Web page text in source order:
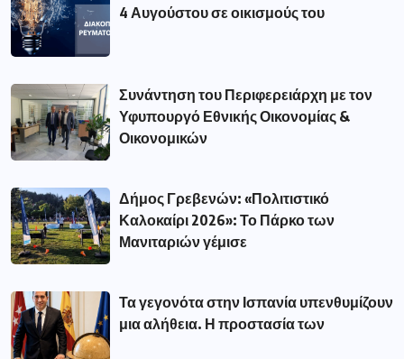
4 Αυγούστου σε οικισμούς του
Συνάντηση του Περιφερειάρχη με τον
Υφυπουργό Εθνικής Οικονομίας &
Οικονομικών
Δήμος Γρεβενών: «Πολιτιστικό
Καλοκαίρι 2026»: Το Πάρκο των
Μανιταριών γέμισε
Τα γεγονότα στην Ισπανία υπενθυμίζουν
μια αλήθεια. Η προστασία των